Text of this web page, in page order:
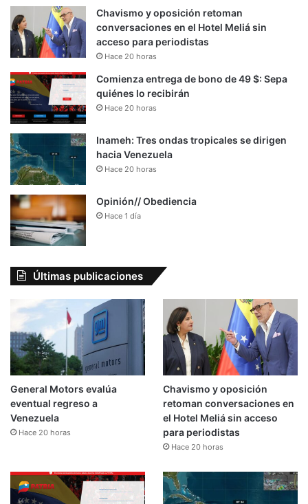
Chavismo y oposición retoman
conversaciones en el Hotel Meliá sin
acceso para periodistas
Hace 20 horas
Comienza entrega de bono de 49 $: Sepa
quiénes lo recibirán
Hace 20 horas
Inameh: Tres ondas tropicales se dirigen
hacia Venezuela
Hace 20 horas
Opinión// Obediencia
Hace 1 día
Últimas publicaciones
General Motors evalúa
eventual regreso a
Venezuela
Hace 20 horas
Chavismo y oposición
retoman conversaciones en
el Hotel Meliá sin acceso
para periodistas
Hace 20 horas